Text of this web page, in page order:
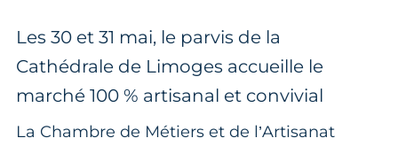
Les 30 et 31 mai, le parvis de la
Cathédrale de Limoges accueille le
marché 100 % artisanal et convivial
La Chambre de Métiers et de l’Artisanat